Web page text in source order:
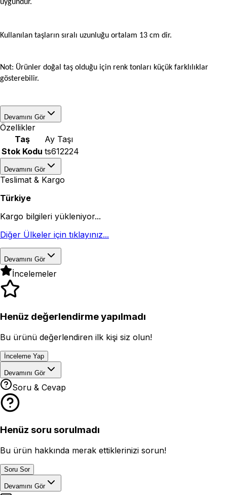
uygundur.
Kullanılan taşların sıralı uzunluğu ortalam 13 cm dir.
Not: Ürünler doğal taş olduğu için renk tonları küçük farklılıklar
gösterebilir.
Devamını Gör
Özellikler
Taş
Ay Taşı
Stok Kodu ts612224
Devamını Gör
Teslimat & Kargo
Türkiye
Kargo bilgileri yükleniyor...
Diğer Ülkeler için tıklayınız...
Devamını Gör
İncelemeler
Henüz değerlendirme yapılmadı
Bu ürünü değerlendiren ilk kişi siz olun!
İnceleme Yap
Devamını Gör
Soru & Cevap
Henüz soru sorulmadı
Bu ürün hakkında merak ettiklerinizi sorun!
Soru Sor
Devamını Gör